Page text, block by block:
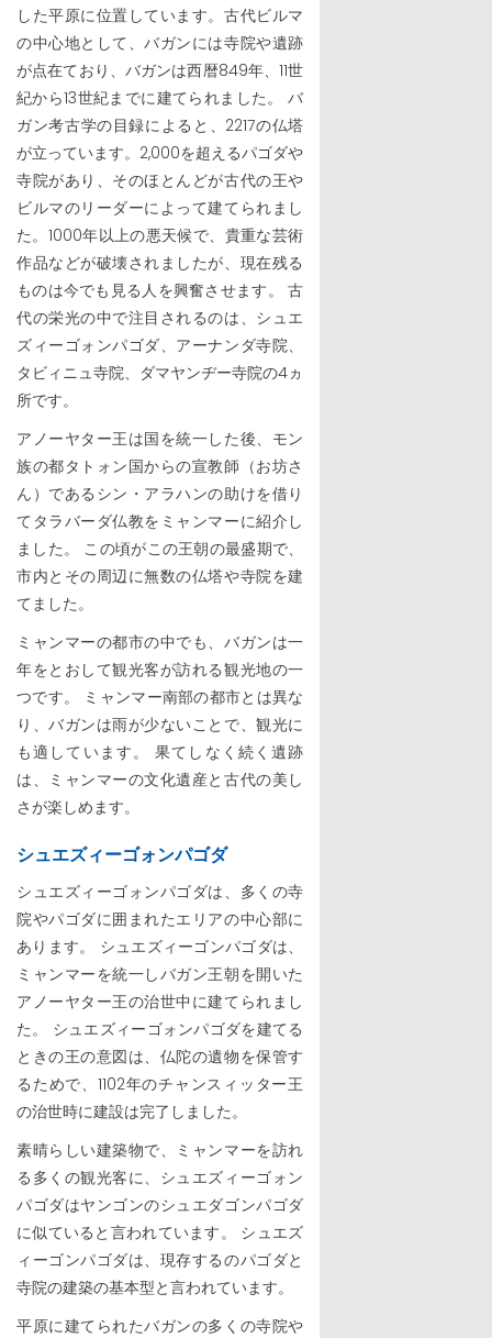
した平原に位置しています。古代ビルマ
の中心地として、バガンには寺院や遺跡
が点在ており、バガンは西暦849年、11世
紀から13世紀までに建てられました。 バ
ガン考古学の目録によると、2217の仏塔
が立っています。2,000を超えるパゴダや
寺院があり、そのほとんどが古代の王や
ビルマのリーダーによって建てられまし
た。1000年以上の悪天候で、貴重な芸術
作品などが破壊されましたが、現在残る
ものは今でも見る人を興奮させます。 古
代の栄光の中で注目されるのは、シュエ
ズィーゴォンパゴダ、アーナンダ寺院、
タビィニュ寺院、ダマヤンヂー寺院の4ヵ
所です。
アノーヤター王は国を統一した後、モン
族の都タトォン国からの宣教師（お坊さ
ん）であるシン・アラハンの助けを借り
てタラバーダ仏教をミャンマーに紹介し
ました。 この頃がこの王朝の最盛期で、
市内とその周辺に無数の仏塔や寺院を建
てました。
ミャンマーの都市の中でも、バガンは一
年をとおして観光客が訪れる観光地の一
つです。 ミャンマー南部の都市とは異な
り、バガンは雨が少ないことで、観光に
も適しています。 果てしなく続く遺跡
は、ミャンマーの文化遺産と古代の美し
さが楽しめます。
シュエズィーゴォンパゴダ
シュエズィーゴォンパゴダは、多くの寺
院やパゴダに囲まれたエリアの中心部に
あります。 シュエズィーゴンパゴダは、
ミャンマーを統一しバガン王朝を開いた
アノーヤター王の治世中に建てられまし
た。 シュエズィーゴォンパゴダを建てる
ときの王の意図は、仏陀の遺物を保管す
るためで、1102年のチャンスィッター王
の治世時に建設は完了しました。
素晴らしい建築物で、ミャンマーを訪れ
る多くの観光客に、シュエズィーゴォン
パゴダはヤンゴンのシュエダゴンパゴダ
に似ていると言われています。 シュエズ
ィーゴンパゴダは、現存するのパゴダと
寺院の建築の基本型と言われています。
平原に建てられたバガンの多くの寺院や